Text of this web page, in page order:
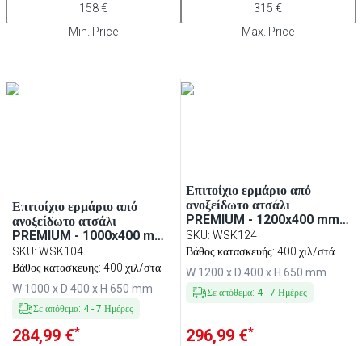
Min. Price Max. Price
Επιτοίχιο ερμάριο από
ανοξείδωτο ατσάλι
PREMIUM - 1000x400 mm -
με συρόμενες πόρτες - 650
mm ύψος
SKU: WSK104
Βάθος κατασκευής: 400 χιλ/στά
W 1000 x D 400 x H 650 mm
Σε απόθεμα: 4- 7 Ημέρες
284,99 €*
Επιτοίχιο ερμάριο από
ανοξείδωτο ατσάλι
PREMIUM - 1200x400 mm -
με συρόμενες πόρτες - 650
mm ύψος
SKU:WSK124
Βάθος κατασκευής: 400 χιλ/στά
W 1200 x D 400 x H 650 mm
Σε απόθεμα: 4-7 Ημέρες
296,99 €*